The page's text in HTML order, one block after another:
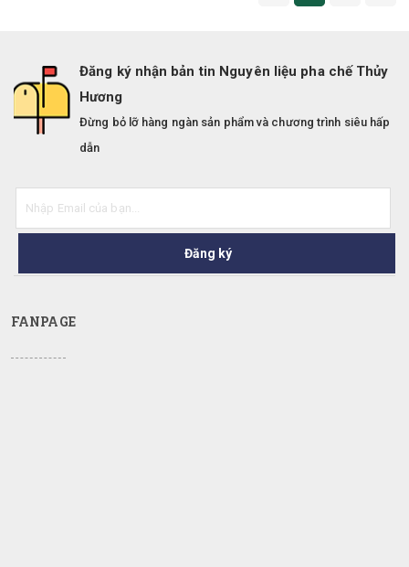
Đăng ký nhận bản tin Nguyên liệu pha chế Thủy
Hương
Đừng bỏ lỡ hàng ngàn sản phẩm và chương trình siêu hấp
dẫn
Đăng ký
FANPAGE